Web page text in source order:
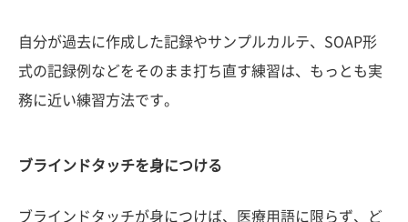
自分が過去に作成した記録やサンプルカルテ、SOAP形
式の記録例などをそのまま打ち直す練習は、もっとも実
務に近い練習方法です。
ブラインドタッチを身につける
ブラインドタッチが身につけば、医療用語に限らず、ど